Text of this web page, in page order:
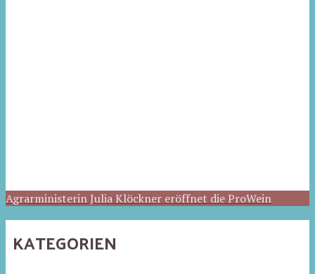
Agrarministerin Julia Klöckner eröffnet die ProWein
KATEGORIEN